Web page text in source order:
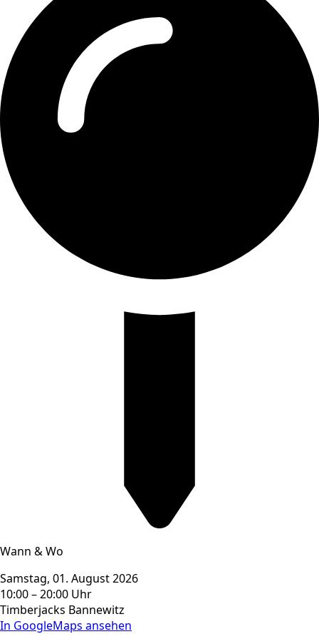
Wann & Wo
Samstag, 01. August 2026
10:00 – 20:00 Uhr
Timberjacks Bannewitz
In GoogleMaps ansehen